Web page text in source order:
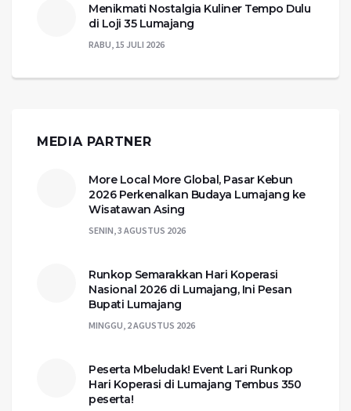
Menikmati Nostalgia Kuliner Tempo Dulu
di Loji 35 Lumajang
RABU, 15 JULI 2026
MEDIA PARTNER
More Local More Global, Pasar Kebun
2026 Perkenalkan Budaya Lumajang ke
Wisatawan Asing
SENIN, 3 AGUSTUS 2026
Runkop Semarakkan Hari Koperasi
Nasional 2026 di Lumajang, Ini Pesan
Bupati Lumajang
MINGGU, 2 AGUSTUS 2026
Peserta Mbeludak! Event Lari Runkop
Hari Koperasi di Lumajang Tembus 350
peserta!